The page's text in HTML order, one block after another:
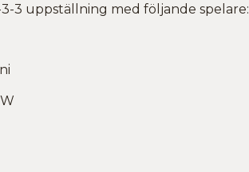
3 uppställning med följande spelare: